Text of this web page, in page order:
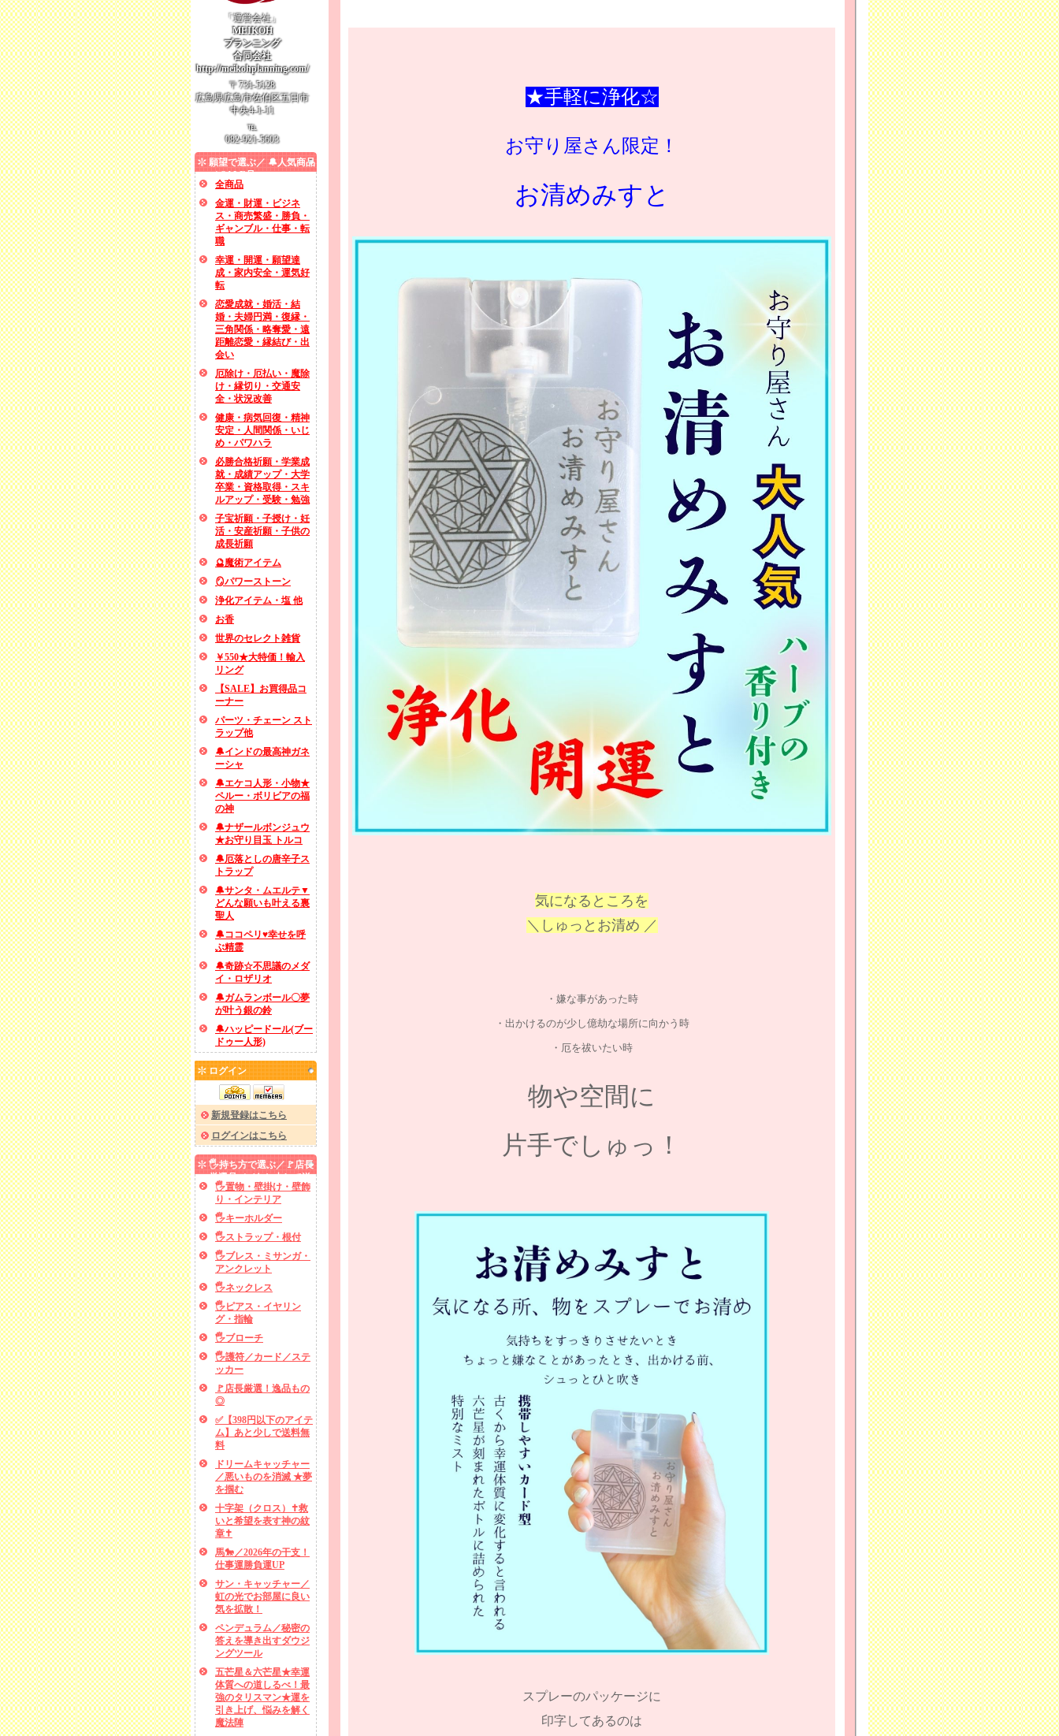
「運営会社」
MEIKOH
プランニング
合同会社
http://meikohplanning.com/
〒731-5128
広島県広島市佐伯区五日市
中央4-1-11
℡
082-921-5603
願望で選ぶ／ 🔔人気商品
／ SALE品
全商品
金運・財運・ビジネ
ス・商売繁盛・勝負・
ギャンブル・仕事・転
職
幸運・開運・願望達
成・家内安全・運気好
転
恋愛成就・婚活・結
婚・夫婦円満・復縁・
三角関係・略奪愛・遠
距離恋愛・縁結び・出
会い
厄除け・厄払い・魔除
け・縁切り・交通安
全・状況改善
健康・病気回復・精神
安定・人間関係・いじ
め・パワハラ
必勝合格祈願・学業成
就・成績アップ・大学
卒業・資格取得・スキ
ルアップ・受験・勉強
子宝祈願・子授け・妊
活・安産祈願・子供の
成長祈願
🔮魔術アイテム
🪞パワーストーン
浄化アイテム・塩 他
お香
世界のセレクト雑貨
￥550★大特価！輸入
リング
【SALE】お買得品コ
ーナー
パーツ・チェーン スト
ラップ他
🔔インドの最高神ガネ
ーシャ
🔔エケコ人形・小物★
ペルー・ボリビアの福
の神
🔔ナザールボンジュウ
★お守り目玉 トルコ
🔔厄落としの唐辛子ス
トラップ
🔔サンタ・ムエルテ▼
どんな願いも叶える裏
聖人
🔔ココペリ♥幸せを呼
ぶ精霊
🔔奇跡☆不思議のメダ
イ・ロザリオ
🔔ガムランボール〇夢
が叶う銀の鈴
🔔ハッピードール(ブー
ドゥー人形)
ログイン
新規登録はこちら
ログインはこちら
🖐️持ち方で選ぶ／🚩店長
厳選品／✅あと少しで送
料無料
🖐️置物・壁掛け・壁飾
り・インテリア
🖐️キーホルダー
🖐️ストラップ・根付
🖐️ブレス・ミサンガ・
アンクレット
🖐️ネックレス
🖐️ピアス・イヤリン
グ・指輪
🖐️ブローチ
🖐️護符／カード／ステ
ッカー
🚩店長厳選！逸品もの
◎
✅【398円以下のアイテ
ム】あと少しで送料無
料
ドリームキャッチャー
／悪いものを消滅 ★夢
を掴む
十字架（クロス）✝救
いと希望を表す神の紋
章✝
馬🐎／2026年の干支！
仕事運勝負運UP
サン・キャッチャー／
虹の光でお部屋に良い
気を拡散！
ペンデュラム／秘密の
答えを導き出すダウジ
ングツール
五芒星＆六芒星★幸運
体質への道しるべ！最
強のタリスマン★運を
引き上げ、悩みを解く
魔法陣
★手軽に浄化☆
お守り屋さん限定！
お清めみすと
気になるところを
＼しゅっとお清め ／
・嫌な事があった時
・出かけるのが少し億劫な場所に向かう時
・厄を祓いたい時
物や空間に
片手でしゅっ！
スプレーのパッケージに
印字してあるのは